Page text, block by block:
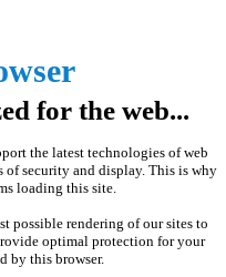
for the web...
the latest technologies of web
of security and display. This is why
loading this site.
possible rendering of our sites to
optimal protection for your
by this browser.